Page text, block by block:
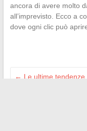
ancora di avere molto
all’imprevisto. Ecco a
dove ogni clic può
← Le ultime